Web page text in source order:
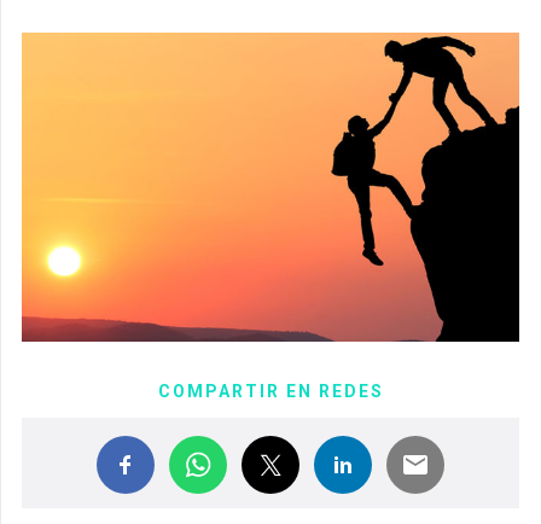
COMPARTIR EN REDES